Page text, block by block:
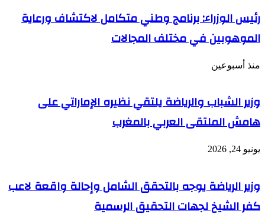
رئيس الوزراء: برنامج وطني متكامل لاكتشاف ورعاية
الموهوبين في مختلف المجالات
منذ أسبوعين
وزير الشباب والرياضة يلتقي نظيره الإماراتي على
هامش الملتقى العربي بالمغرب
يونيو 24, 2026
وزير الرياضة يوجه بالتحقق الشامل وإحالة واقعة لاعب
كفر الشيخ لجهات التحقيق الرسمية